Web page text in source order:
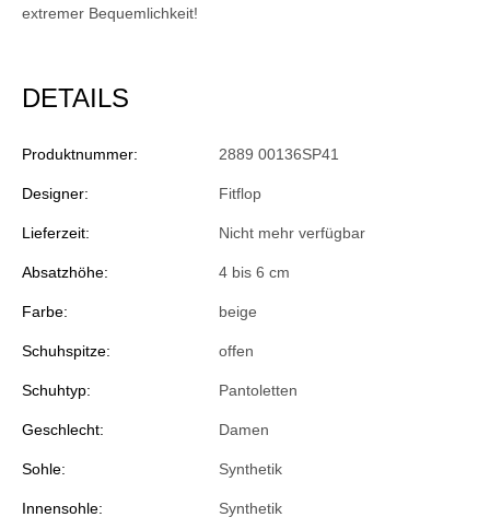
extremer Bequemlichkeit!
DETAILS
Produktnummer: 2889 00136SP41
Designer: Fitflop
Lieferzeit: Nicht mehr verfügbar
Absatzhöhe: 4 bis 6 cm
Farbe: beige
Schuhspitze: offen
Schuhtyp: Pantoletten
Geschlecht: Damen
Sohle: Synthetik
Innensohle: Synthetik